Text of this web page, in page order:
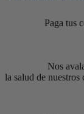
Paga tus
Nos
la salud de nuestros